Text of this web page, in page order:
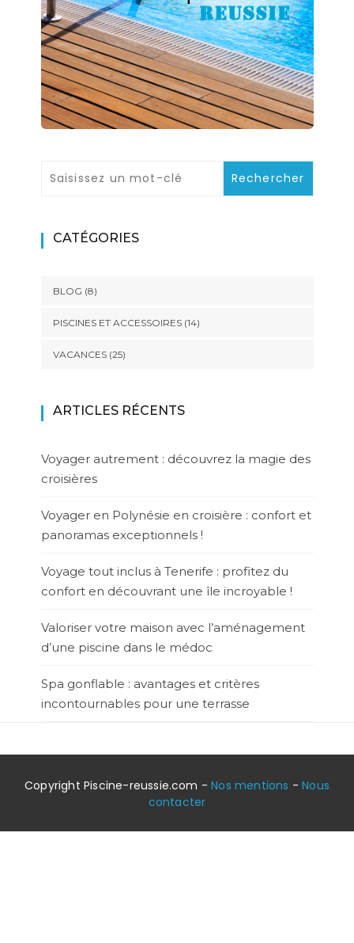
CATÉGORIES
BLOG (8)
PISCINES ET ACCESSOIRES(14)
VACANCES(25)
ARTICLES RÉCENTS
Voyager autrement : découvrez la magie des
croisières
Voyager en Polynésie en croisière : confort et
panoramas exceptionnels !
Voyage tout inclus à Tenerife : profitez du
confort en découvrant une île incroyable !
Valoriser votre maison avec l’aménagement
d’une piscine dans le médoc
Spa gonflable : avantages et critères
incontournables pour une terrasse
Copyright Piscine-reussie.com -Nos mentions -Nous
contacter